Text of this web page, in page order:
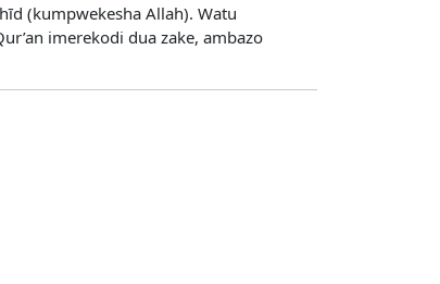
(kumpwekesha Allah). Watu
imerekodi dua zake, ambazo